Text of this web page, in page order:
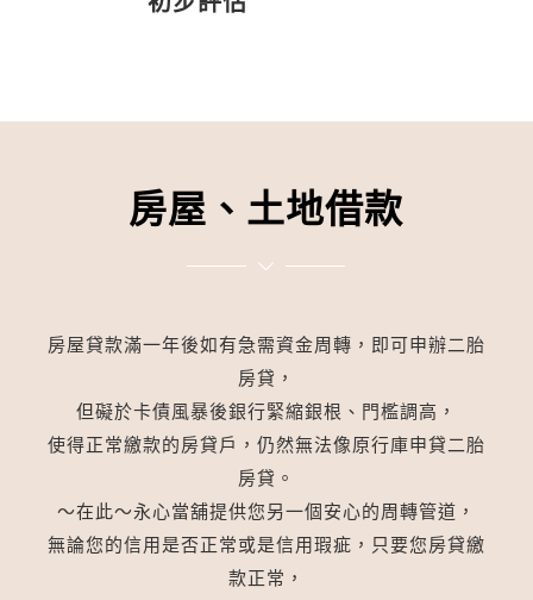
房屋、土地借款
房屋貸款滿一年後如有急需資金周轉，即可申辦二胎
房貸，
但礙於卡債風暴後銀行緊縮銀根、門檻調高，
使得正常繳款的房貸戶，仍然無法像原行庫申貸二胎
房貸。
～在此～永心當舖提供您另一個安心的周轉管道，
無論您的信用是否正常或是信用瑕疵，只要您房貸繳
款正常，